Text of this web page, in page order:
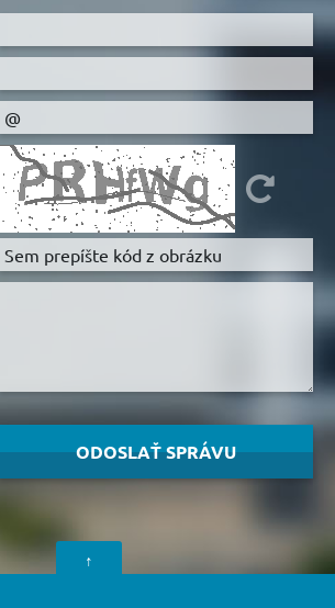
↑